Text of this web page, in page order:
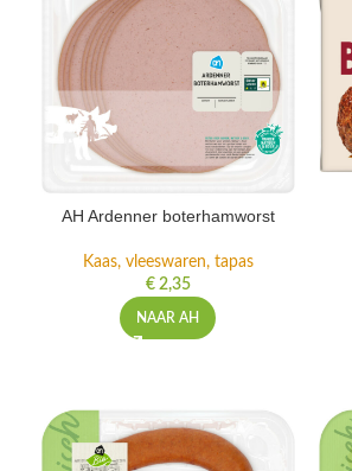
AH Ardenner boterhamworst
Kaas, vleeswaren, tapas
€2,35
NAAR AH